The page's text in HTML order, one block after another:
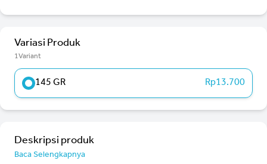
Variasi Produk
1Variant
145 GR Rp13.700
Deskripsi produk
Baca Selengkapnya